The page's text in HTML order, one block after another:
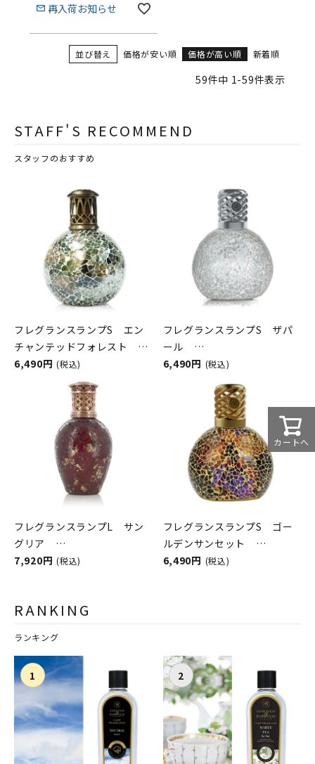
再入荷お知らせ
並び替え 価格が安い順 価格が高い順 新着順
59件中 1-59件表示
STAFF'S RECOMMEND
スタッフのおすすめ
フレグランスランプS エン
チャンテッドフォレスト
ASHLEIGH&BURWOOD（ア
シュレイアンドバーウッド）
6,490円 (税込)
フレグランスランプS ザパ
ール
ASHLEIGH&BURWOOD（ア
シュレイアンドバーウッド）
6,490円 (税込)
フレグランスランプL サン
グリア
ASHLEIGH&BURWOOD（ア
7,920円 (税込)
フレグランスランプS ゴー
ルデンサンセット
ASHLEIGH&BURWOOD（ア
6,490円 (税込)
RANKING
ランキング
カートへ